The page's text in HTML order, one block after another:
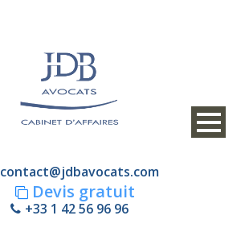
contact@jdbavocats.com
Devis gratuit
+33 1 42 56 96 96